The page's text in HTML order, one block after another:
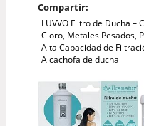
Compartir:
LUVVO Filtro de Ducha –
Cloro, Metales Pesados,
Alta Capacidad de
Alcachofa de ducha